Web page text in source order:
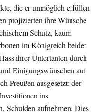
die er unmöglich erfüllen
projizierten ihre Wünsche
Schutz, kaum
im Königreich beider
ihrer Untertanten durch
Einigungswünschen auf
Preußen ausgesetzt: der
ins
Schulden aufnehmen. Dies